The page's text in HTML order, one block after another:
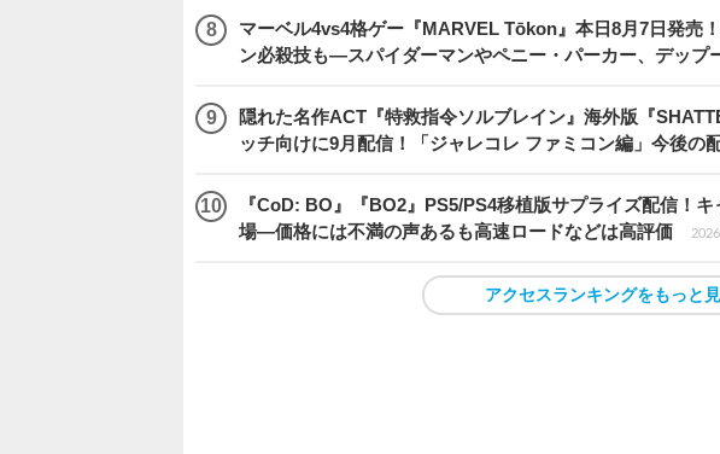
マーベル4vs4格ゲー『MARVEL Tōkon』本日8月7日発売
ン必殺技も―スパイダーマンやペニー・パーカー、デップ
隠れた名作ACT『特救指令ソルブレイン』海外版『
ッチ向けに9月配信！「ジャレコレ ファミコン編」今後の
『CoD: BO』『BO2』PS5/PS4移植版サプライズ配信！
場―価格には不満の声あるも高速ロードなどは高評価
アクセスランキングをもっと